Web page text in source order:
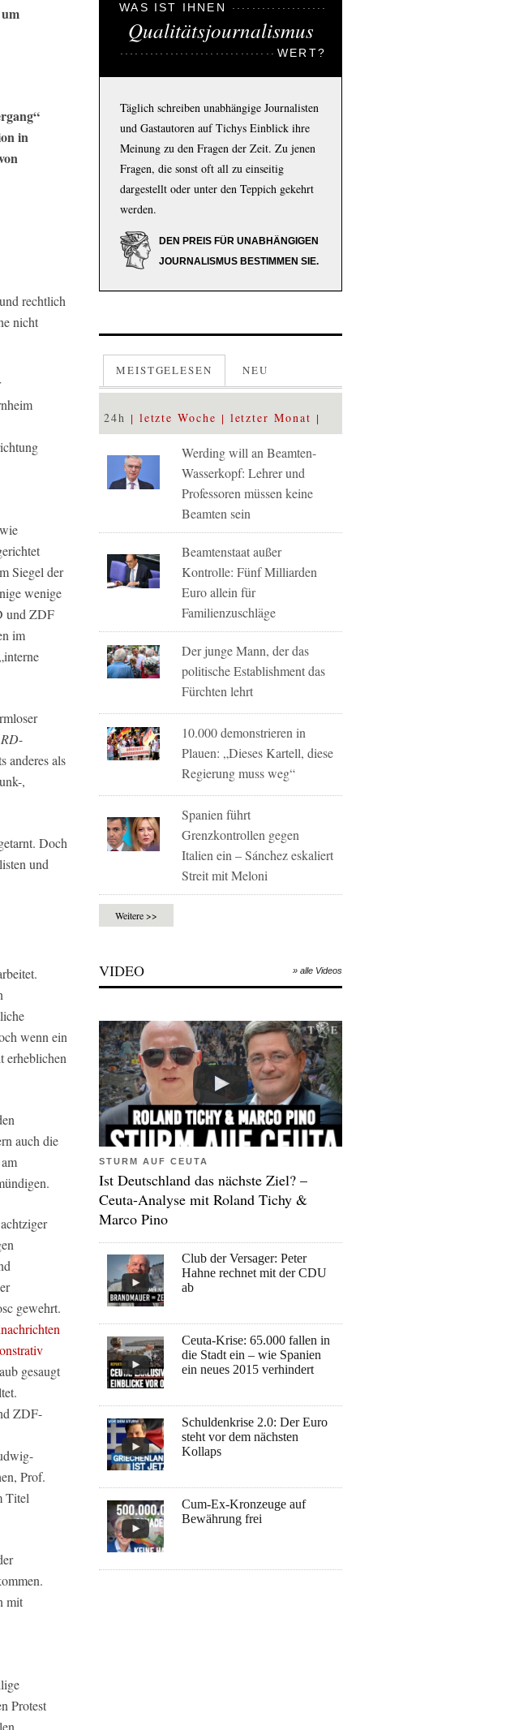
in
rechtlich
nicht
Siegel der
wenige
und ZDF
im
-
anderes als
,
Doch
und
wenn ein
erheblichen
auch die
gewehrt.
gesaugt
ZDF-
Prof.
Titel
mit
Protest
WAS IST IHNEN
Qualitätsjournalismus
WERT?
Täglich schreiben unabhängige Journalisten
und Gastautoren auf Tichys Einblick ihre
Meinung zu den Fragen der Zeit. Zu jenen
Fragen, die sonst oft all zu einseitig
dargestellt oder unter den Teppich gekehrt
werden.
DEN PREIS FÜR UNABHÄNGIGEN
JOURNALISMUS BESTIMMEN SIE.
MEISTGELESEN NEU
24h letzte Woche letzter Monat
Werding will an Beamten-
Wasserkopf: Lehrer und
Professoren müssen keine
Beamten sein
Beamtenstaat außer
Kontrolle: Fünf Milliarden
Euro allein für
Familienzuschläge
Der junge Mann, der das
politische Establishment das
Fürchten lehrt
10.000 demonstrieren in
Plauen: „Dieses Kartell, diese
Regierung muss weg“
Spanien führt
Grenzkontrollen gegen
Italien ein – Sánchez eskaliert
Streit mit Meloni
Weitere >>
VIDEO » alle Videos
STURM AUF CEUTA
Ist Deutschland das nächste Ziel? –
Ceuta-Analyse mit Roland Tichy &
Marco Pino
Club der Versager: Peter
Hahne rechnet mit der CDU
ab
Ceuta-Krise: 65.000 fallen in
die Stadt ein – wie Spanien
ein neues 2015 verhindert
Schuldenkrise 2.0: Der Euro
steht vor dem nächsten
Kollaps
Cum-Ex-Kronzeuge auf
Bewährung frei